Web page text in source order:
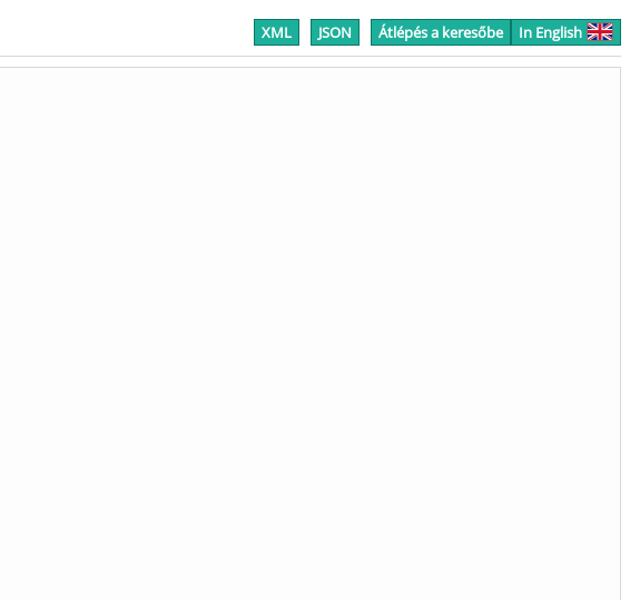
XML JSON Átlépés a keresőbe In English